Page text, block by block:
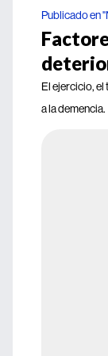
Publicado en
El ejercicio,
a la demencia.